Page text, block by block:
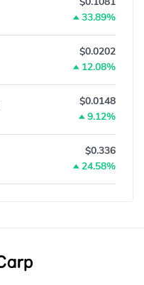
33.89%
$0.0202
12.08%
$0.0148
9.12%
$0.336
24.58%